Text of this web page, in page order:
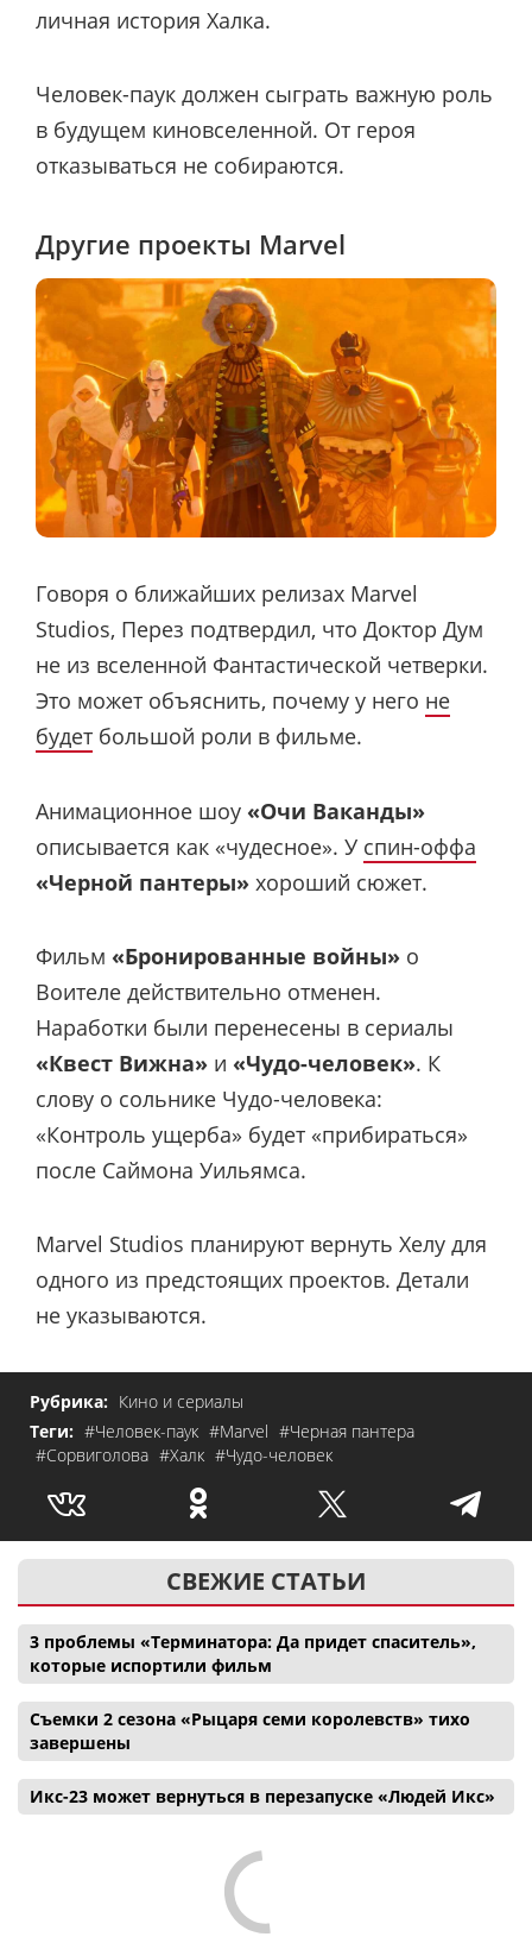
личная история Халка.
Человек-паук должен сыграть важную роль
в будущем киновселенной. От героя
отказываться не собираются.
Другие проекты Marvel
Говоря о ближайших релизах Marvel
Studios, Перез подтвердил, что Доктор Дум
не из вселенной Фантастической четверки.
Это может объяснить, почему у него не
будет большой роли в фильме.
Анимационное шоу «Очи Ваканды»
описывается как «чудесное». У спин-оффа
«Черной пантеры» хороший сюжет.
Фильм «Бронированные войны» о
Воителе действительно отменен.
Наработки были перенесены в сериалы
«Квест Вижна» и «Чудо-человек». К
слову о сольнике Чудо-человека:
«Контроль ущерба» будет «прибираться»
после Саймона Уильямса.
Marvel Studios планируют вернуть Хелу для
одного из предстоящих проектов. Детали
не указываются.
Рубрика: Кино и сериалы
Теги: #Человек-паук #Marvel #Черная пантера
#Сорвиголова #Халк #Чудо-человек
СВЕЖИЕ СТАТЬИ
3 проблемы «Терминатора: Да придет спаситель»,
которые испортили фильм
Съемки 2 сезона «Рыцаря семи королевств» тихо
завершены
Икс-23 может вернуться в перезапуске «Людей Икс»